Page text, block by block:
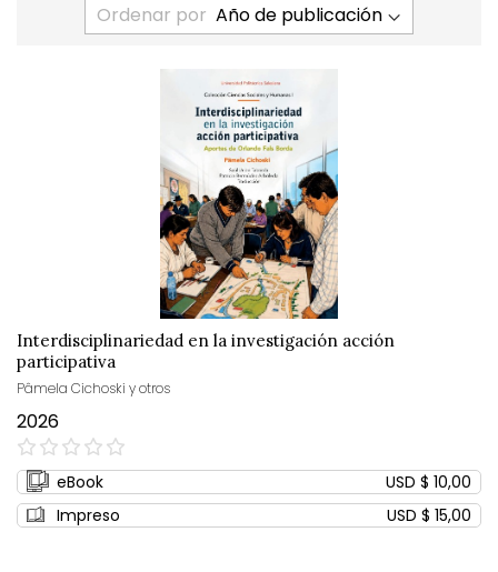
Ordenar por
Interdisciplinariedad en la investigación acción
participativa
Pâmela Cichoski y otros
2026
0%
eBook
USD $ 10,00
Impreso
USD $ 15,00